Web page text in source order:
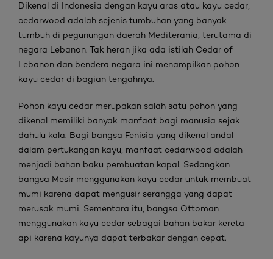
Dikenal di Indonesia dengan kayu aras atau kayu cedar,
cedarwood adalah sejenis tumbuhan yang banyak
tumbuh di pegunungan daerah Mediterania, terutama di
negara Lebanon. Tak heran jika ada istilah Cedar of
Lebanon dan bendera negara ini menampilkan pohon
kayu cedar di bagian tengahnya.
Pohon kayu cedar merupakan salah satu pohon yang
dikenal memiliki banyak manfaat bagi manusia sejak
dahulu kala. Bagi bangsa Fenisia yang dikenal andal
dalam pertukangan kayu, manfaat cedarwood adalah
menjadi bahan baku pembuatan kapal. Sedangkan
bangsa Mesir menggunakan kayu cedar untuk membuat
mumi karena dapat mengusir serangga yang dapat
merusak mumi. Sementara itu, bangsa Ottoman
menggunakan kayu cedar sebagai bahan bakar kereta
api karena kayunya dapat terbakar dengan cepat.